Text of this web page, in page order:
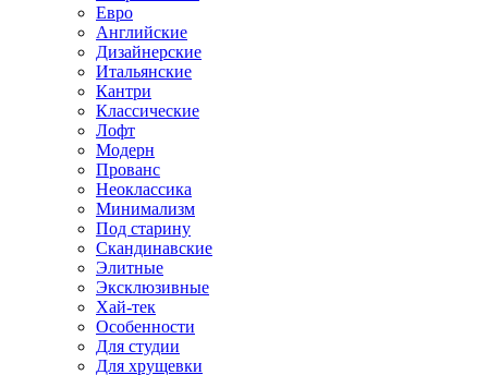
Евро
Английские
Дизайнерские
Итальянские
Кантри
Классические
Лофт
Модерн
Прованс
Неоклассика
Минимализм
Под старину
Скандинавские
Элитные
Эксклюзивные
Хай-тек
Особенности
Для студии
Для хрущевки